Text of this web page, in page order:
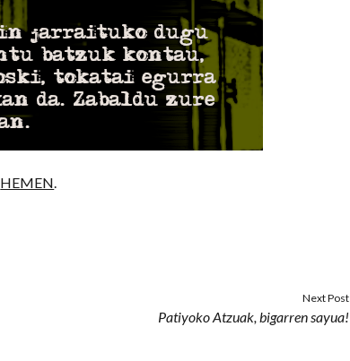
HEMEN.
Next Post
Patiyoko Atzuak, bigarren sayua!